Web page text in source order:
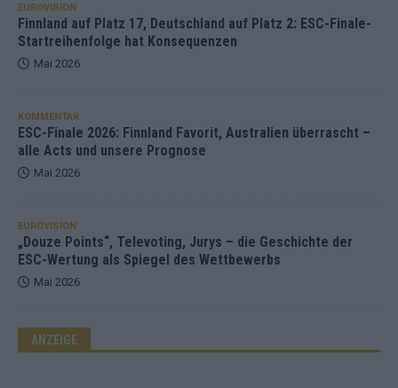
EUROVISION
Finnland auf Platz 17, Deutschland auf Platz 2: ESC-Finale-
Startreihenfolge hat Konsequenzen
Mai 2026
KOMMENTAR
ESC-Finale 2026: Finnland Favorit, Australien überrascht –
alle Acts und unsere Prognose
Mai 2026
EUROVISION
„Douze Points“, Televoting, Jurys – die Geschichte der
ESC-Wertung als Spiegel des Wettbewerbs
Mai 2026
ANZEIGE